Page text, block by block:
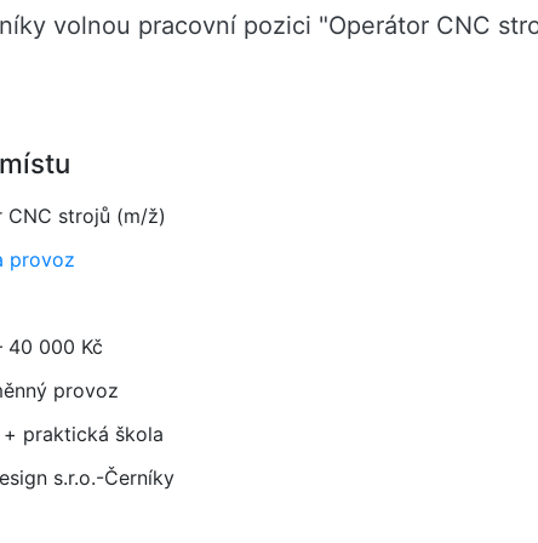
volnou pracovní pozici "Operátor CNC
CNC strojů (m/ž)
provoz
40 000 Kč
provoz
+ praktická škola
s.r.o.-Černíky